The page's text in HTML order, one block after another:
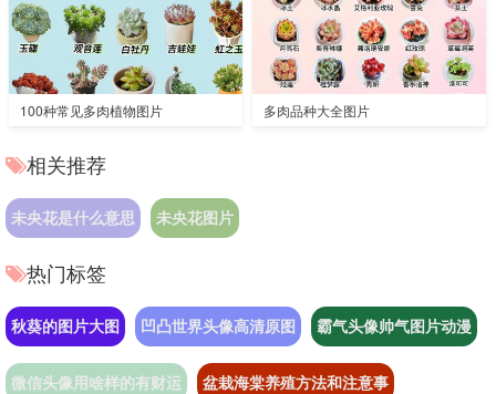
100种常见多肉植物图片 多肉品种大全图片
相关推荐
未央花是什么意思 未央花图片
热门标签
秋葵的图片大图 凹凸世界头像高清原图 霸气头像帅气图片动漫
微信头像用啥样的有财运 盆栽海棠养殖方法和注意事